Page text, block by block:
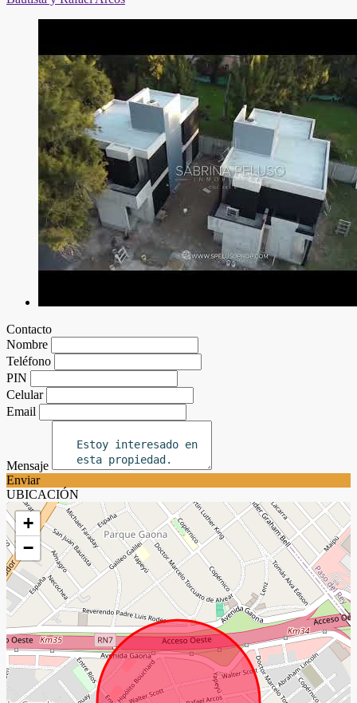
Contacto
Nombre
Teléfono
PIN
Celular
Email
Mensaje
Enviar
UBICACIÓN
+
−